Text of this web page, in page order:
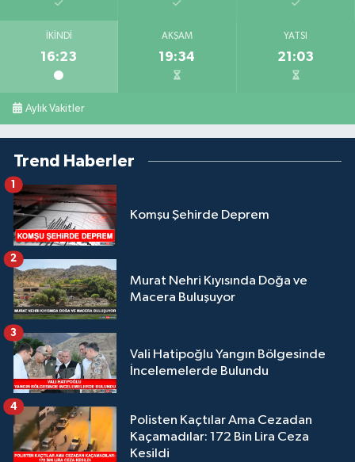
İKINDI
16:23
AKŞAM
19:34
YATSI
21:03
Aylık Vakitler
Trend Haberler
Komşu Şehirde Deprem
1
Murat Nehri Kıyısında Doğa ve
Macera Buluşuyor
2
Vali Hatipoğlu Yangın Bölgesinde
İncelemelerde Bulundu
3
Polisten Kaçtılar Ama Cezadan
Kaçamadılar: 172 Bin Lira Ceza
Kesildi
4